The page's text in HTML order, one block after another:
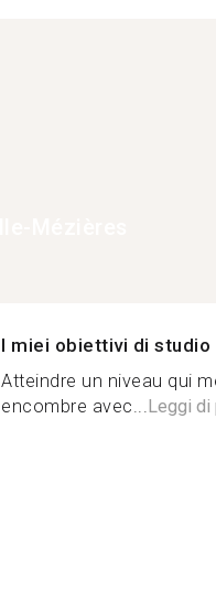
I miei obiettivi di studio
Atteindre un niveau qui
encombre avec... Leggi di